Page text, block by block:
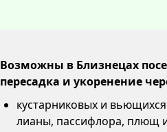
Возможны в Близнецах
пересадка и укоренение
кустарниковых и
лианы, пассифлора, плющ